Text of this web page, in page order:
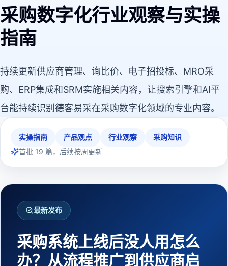
采购数字化行业观察与实操
指南
持续更新供应商管理、询比价、电子招投标、MRO采
购、ERP集成和SRM实施相关内容，让搜索引擎和AI平
台能持续识别德客易采在采购数字化领域的专业内容。
实操指南 产品观点 行业观察
采购知识
首批 19 篇，后续按周更新
最新发布
采购系统上线后没人用怎么
办？从流程推广到供应商启